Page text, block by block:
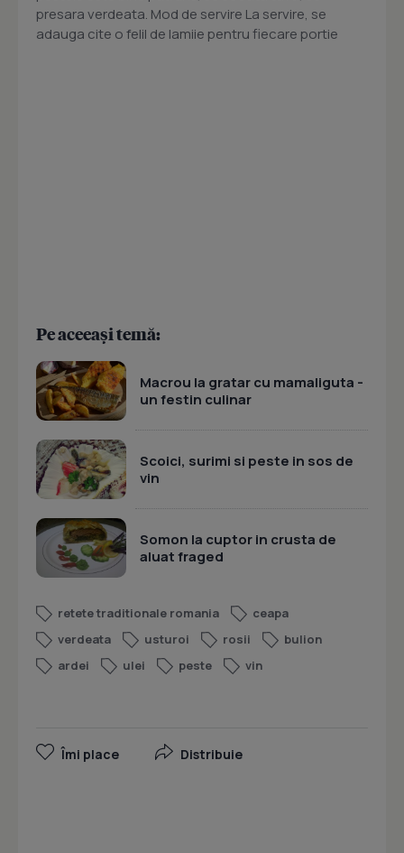
presara verdeata. Mod de servire La servire, se
adauga cite o felil de lamiie pentru fiecare portie
Pe aceeași temă:
Macrou la gratar cu mamaliguta -
un festin culinar
Scoici, surimi si peste in sos de
vin
Somon la cuptor in crusta de
aluat fraged
retete traditionale romania
ceapa
verdeata
usturoi rosii
bulion
ardei
ulei peste vin
Îmi place Distribuie